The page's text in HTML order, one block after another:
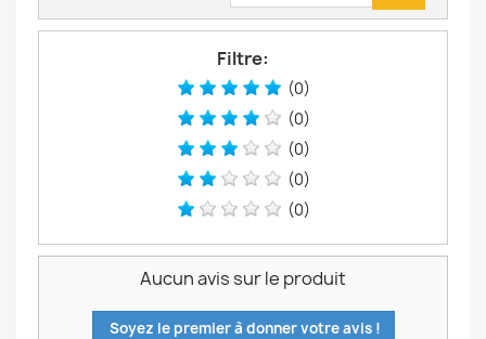
Filtre:
(0)
(0)
(0)
(0)
(0)
Aucun avis sur le produit
Soyez le premier à donner votre avis !